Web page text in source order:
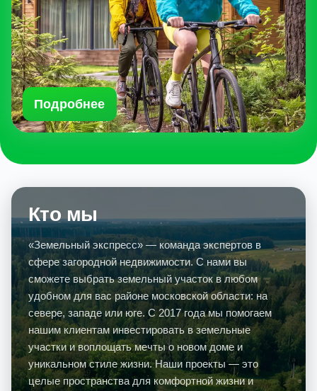
Подробнее
Кто мы
«Земельный экспресс» — команда экспертов в
сфере загородной недвижимости. С нами вы
сможете выбрать земельный участок в любом
удобном для вас районе московской области: на
севере, западе или юге. С 2017 года мы помогаем
нашим клиентам инвестировать в земельные
участки и воплощать мечты о новом доме и
уникальном стиле жизни. Наши проекты — это
целые пространства для комфортной жизни и